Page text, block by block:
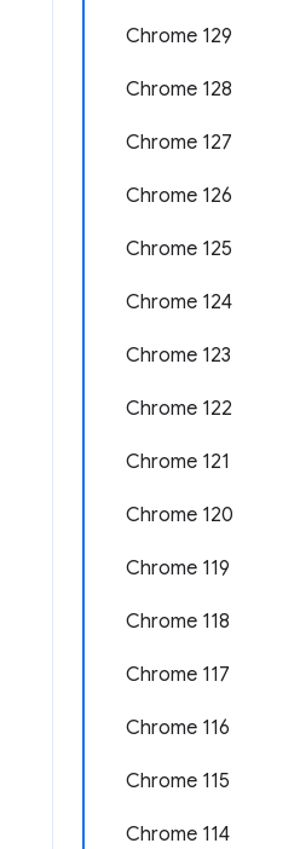
Chrome 129
Chrome 128
Chrome 127
Chrome 126
Chrome 125
Chrome 124
Chrome 123
Chrome 122
Chrome 121
Chrome 120
Chrome 119
Chrome 118
Chrome 117
Chrome 116
Chrome 115
Chrome 114